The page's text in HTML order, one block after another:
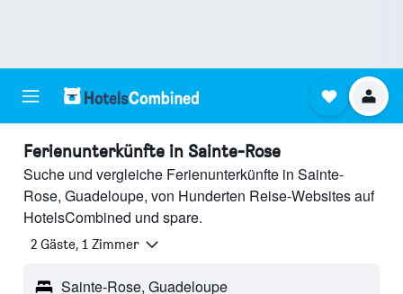
Ferienunterkünfte in Sainte-Rose
Suche und vergleiche Ferienunterkünfte in Sainte-
Rose, Guadeloupe, von Hunderten Reise-Websites auf
HotelsCombined und spare.
2 Gäste, 1 Zimmer
Sainte-Rose, Guadeloupe